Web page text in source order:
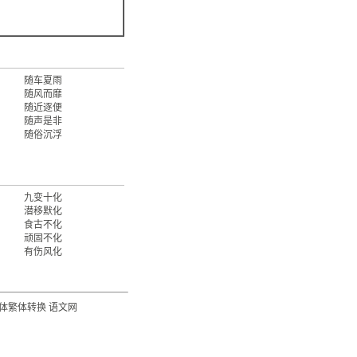
随车夏雨
随风而靡
随近逐便
随声是非
随俗沉浮
九变十化
潜移默化
食古不化
顽固不化
有伤风化
繁体转换 语文网